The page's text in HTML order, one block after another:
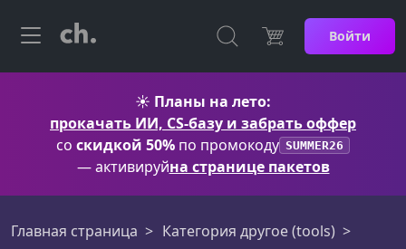
Войти
☀️ Планы на лето:
прокачать ИИ, CS-базу и забрать оффер
со скидкой 50% по промокоду SUMMER26
— активируйна странице пакетов
Главная страница
Категория другое (tools)